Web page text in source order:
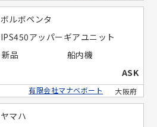
ボルボペンタ
IPS450アッパーギアユニット
新品
船内機
ASK
大阪府
有限会社マナベボート
ヤマハ